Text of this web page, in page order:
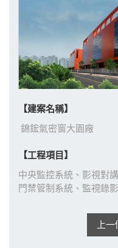
【建案名稱】
錦鋐氣密窗大園廠
【工程項目】
中央監控系統、影視對
門禁管制系統、監視錄
上一